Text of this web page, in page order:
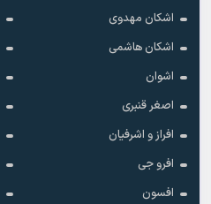
اشکان مهدوی
اشکان هاشمی
اشوان
اصغر قنبری
افراز و اشرفیان
افرو جی
افسون